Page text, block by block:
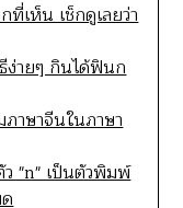
เห็น เช็กดูเลยว่า
ง่ายๆ กินได้ฟินก
ภาษาจีนในภาษา
ว "n" เป็นตัวพิมพ์